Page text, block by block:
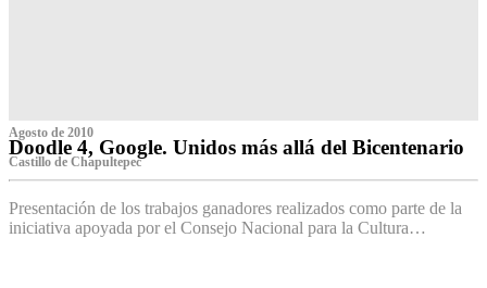
Agosto de 2010
Doodle 4, Google. Unidos más allá del Bicentenario
Castillo de Chapultepec
Presentación de los trabajos ganadores realizados como parte de la
iniciativa apoyada por el Consejo Nacional para la Cultura…